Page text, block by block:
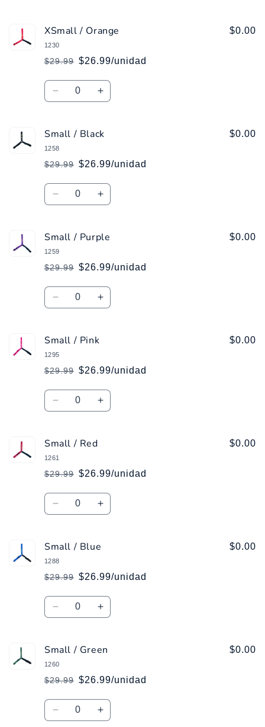
XSmall
/
Brown
XSmall
Brown
XSmall / Orange
1230
Precio
habitual
$29.99
Precio
de
oferta
$26.99/unidad
$0.00
Cantidad
Reducir
XSmall
/
Orange
Aumentar
XSmall
Orange
Small / Black
1258
Precio
habitual
$29.99
Precio
de
oferta
$26.99/unidad
$0.00
Cantidad
Reducir
Small
/
Black
Aumentar
Small
Black
Small / Purple
1259
Precio
habitual
$29.99
Precio
de
oferta
$26.99/unidad
$0.00
Cantidad
Reducir
Small
/
Purple
Aumentar
Purple
Small / Pink
1295
Precio
habitual
$29.99
Precio
de
oferta
$26.99/unidad
$0.00
Cantidad
Reducir
Small
/
Aumentar
Pink
Small / Red
1261
Precio
habitual
$29.99
Precio
de
oferta
$26.99/unidad
$0.00
Cantidad
Reducir
Small
/
Aumentar
Small
Red
Small / Blue
1288
Precio
habitual
$29.99
Precio
de
oferta
$26.99/unidad
$0.00
Cantidad
Reducir
Small
/
Aumentar
Small
Blue
Small / Green
1260
Precio
habitual
$29.99
Precio
de
oferta
$26.99/unidad
$0.00
Cantidad
Reducir
Aumentar